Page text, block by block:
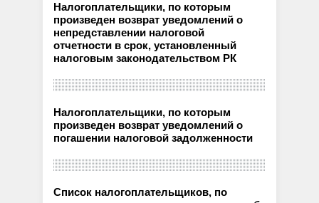
Налогоплательщики, по которым
произведен возврат уведомлений о
непредставлении налоговой
отчетности в срок, установленный
налоговым законодательством РК
Налогоплательщики, по которым
произведен возврат уведомлений о
погашении налоговой задолженности
Список налогоплательщиков, по